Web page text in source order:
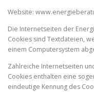
Website:
Die Internetseiten der
Cookies sind Textdateien,
einem Computersystem
Zahlreiche Internetseiten
Cookies enthalten eine
eindeutige Kennung des